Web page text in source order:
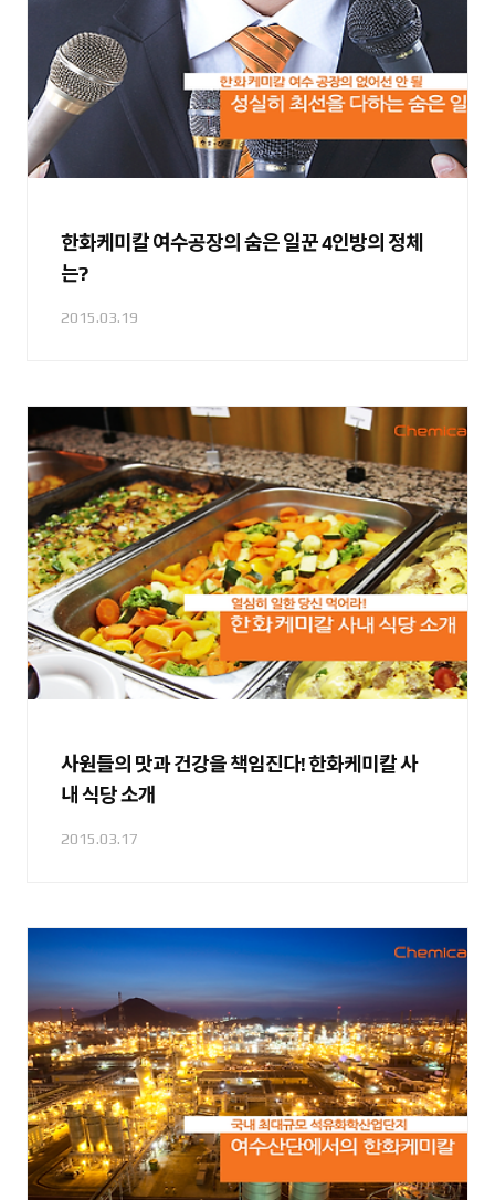
한화케미칼 여수공장의 숨은 일꾼 4인방의 정체
는?
2015.03.19
사원들의 맛과 건강을 책임진다! 한화케미칼 사
내 식당 소개
2015.03.17